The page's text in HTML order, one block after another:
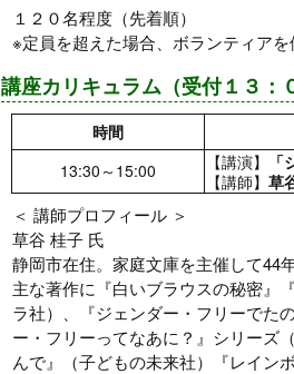
１２０名程度（先着順）
※定員を超えた場合、ボランティアを
講座カリキュラム（受付１３：
時間
13:30～15:00
【講演】
【講師】 草
＜ 講師プロフィール ＞
草谷 桂子 氏
静岡市在住。家庭文庫を主催して44
主な著作に『白いブラウスの秘密』
ラ社）、『ジェンダー・フリーでた
ー・フリーってなあに？』シリーズ
んで』（子どもの未来社）『レイン